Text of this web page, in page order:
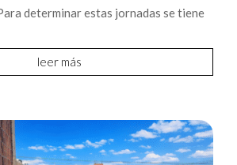
determinar estas jornadas se tiene
leer más